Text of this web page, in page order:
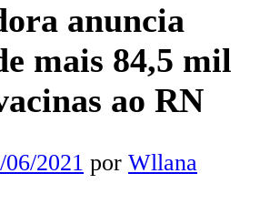
anuncia
mais 84,5 mil
ao RN
06/2021 por Wllana